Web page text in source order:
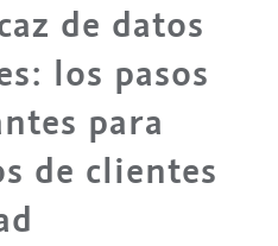
de datos
los pasos
para
de clientes